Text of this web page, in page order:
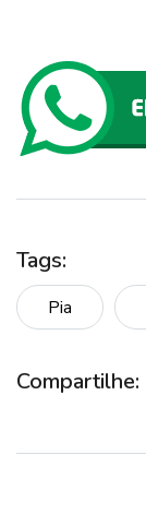
Tags:
Pia
Compartilhe: